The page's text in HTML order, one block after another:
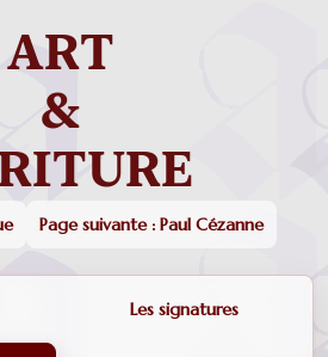
Page suivante : Paul Cézanne
Les signatures